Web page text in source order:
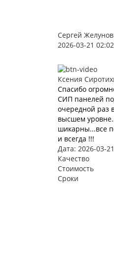
Сергей Желунов
2026-03-21
Ксения
Спасибо
СИП панелей
очередной раз
высшем
шикарны...все
и всегда !!!
Дата: 2026-03-21
Качество
Стоимость
Сроки